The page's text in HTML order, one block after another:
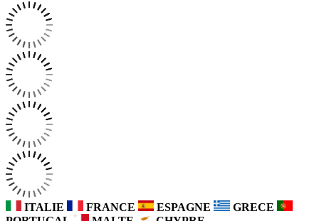
ITALIE FRANCE ESPAGNE
GRECE